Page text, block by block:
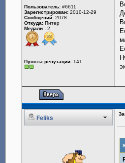
Пользователь: #6611
Зарегистрирован: 2010-12-29
Сообщений: 2078
Откуда: Питер
Медали : 2
Пункты репутации: 141
Feliks